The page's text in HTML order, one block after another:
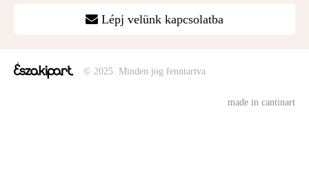
Lépj velünk kapcsolatba
© 2025. Minden jog fenntartva
made in cantinart